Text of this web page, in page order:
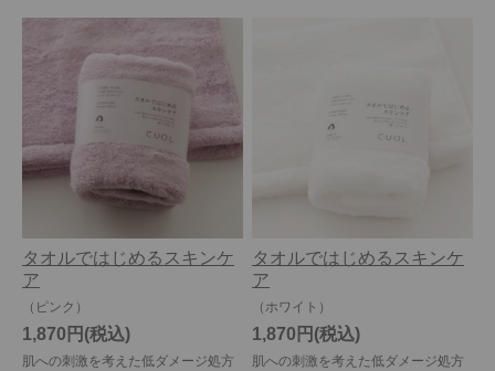
タオルではじめるスキンケ
ア
（ピンク）
肌への刺激を考えた低ダメージ処方
1,870円
タオルではじめるスキンケ
ア
（ホワイト）
肌への刺激を考えた低ダメージ処方
1,870円